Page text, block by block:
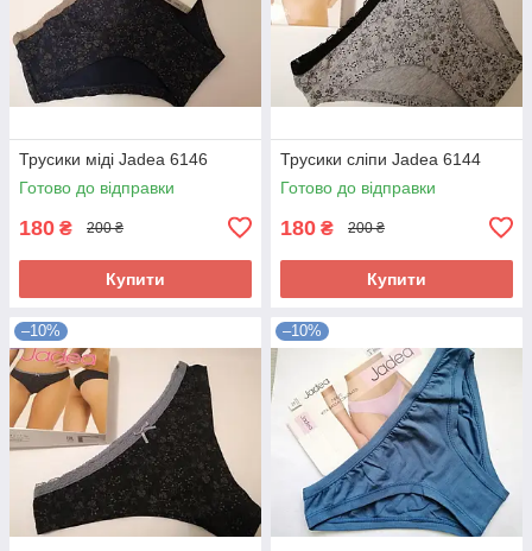
Трусики міді Jadea 6146
Готово до відправки
180 ₴ 200 ₴
Купити
Трусики сліпи Jadea 6144
Готово до відправки
180 ₴ 200 ₴
Купити
–10% –10%